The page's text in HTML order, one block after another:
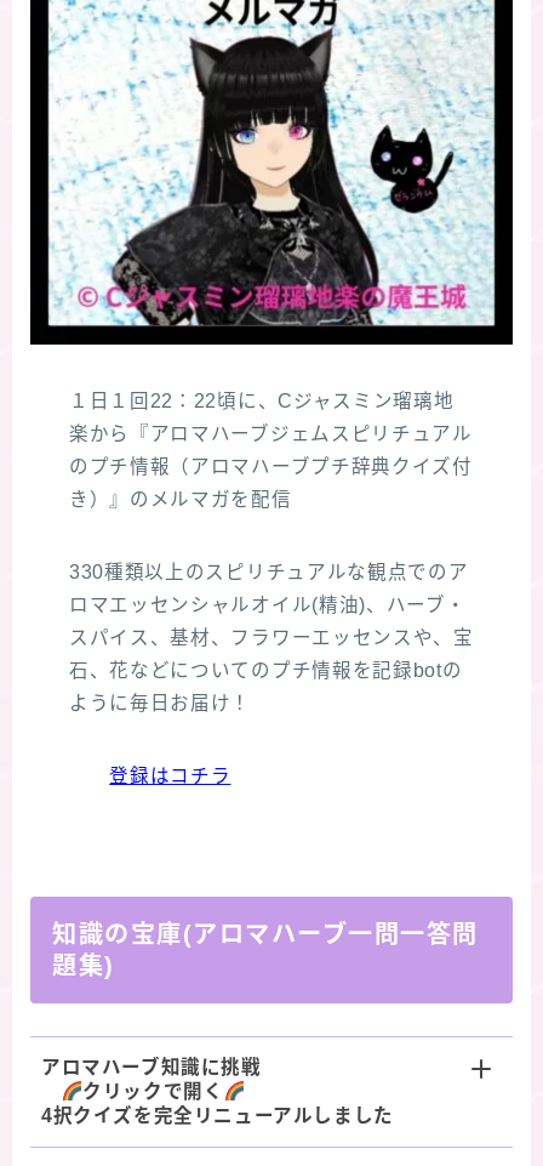
１日１回22：22頃に、Cジャスミン瑠璃地
楽から『アロマハーブジェムスピリチュアル
のプチ情報（アロマハーブプチ辞典クイズ付
き）』のメルマガを配信
330種類以上のスピリチュアルな観点でのア
ロマエッセンシャルオイル(精油)、ハーブ・
スパイス、基材、フラワーエッセンスや、宝
石、花などについてのプチ情報を記録botの
ように毎日お届け！
登録はコチラ
知識の宝庫(アロマハーブ一問一答問
題集)
アロマハーブ知識に挑戦
クリックで開く
4択クイズを完全リニューアルしました